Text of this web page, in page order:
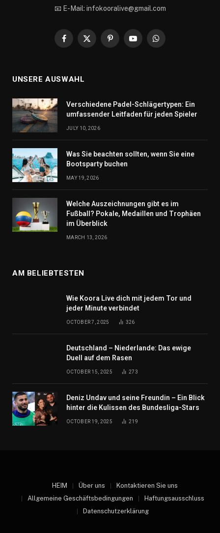
📧 E-Mail: infokooralive@gmail.com
Facebook
X
PinterestYouTubeWhatsApp
UNSERE AUSWAHL
Verschiedene Padel-Schlägertypen: Ein
umfassender Leitfaden für jeden Spieler
JULY 10, 2026
Was Sie beachten sollten, wenn Sie eine
Bootsparty buchen
MAY 19, 2026
Welche Auszeichnungen gibt es im
Fußball? Pokale, Medaillen und Trophäen
im Überblick
MARCH 13, 2026
AM BELIEBTESTEN
Wie Koora Live dich mit jedem Tor und
jeder Minute verbindet
OCTOBER 7, 2025 326
Deutschland – Niederlande: Das ewige
Duell auf dem Rasen
OCTOBER 15, 2025 273
Deniz Undav und seine Freundin – Ein Blick
hinter die Kulissen des Bundesliga-Stars
OCTOBER 19, 2025 219
HEIM Über uns
Kontaktieren Sie uns
Allgemeine Geschäftsbedingungen
Haftungsausschluss
Datenschutzerklärung